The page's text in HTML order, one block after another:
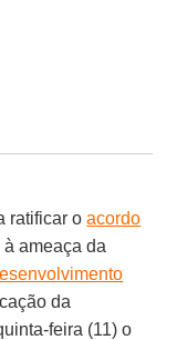
ratificar oacordo
ameaça da
da
feira (11) o